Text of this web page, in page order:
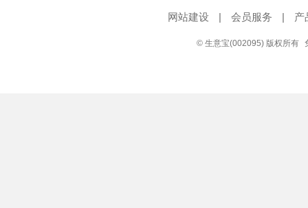
网站建设 | 会员服务 | 产
© 生意宝(002095) 版权所有